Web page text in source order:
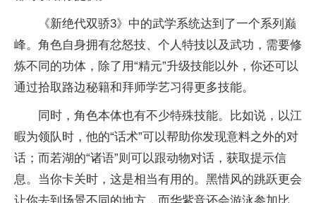
《新绝代双骄3》中的武学系统达到了一个系列巅
峰。角色自身拥有忿怒技、个人特技以及武功，需要修
炼不同的功体，除了用“精元”升级技能以外，你还可以
通过拾取路边秘籍和拜师学艺习得更多技能。
同时，角色本体也有不少特殊技能。比如说，以江
暇为领队时，他的“话术”可以帮助你发现意料之外的对
话；而若湖的“诸语”则可以跟动物对话，获取提示信
息。当你卡关时，这是相当有用的。黑惜风的跳跃更会